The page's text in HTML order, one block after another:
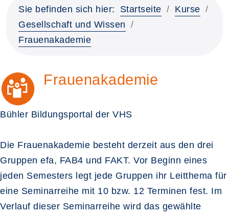
Sie befinden sich hier: Startseite
Kurse
Gesellschaft und Wissen
Frauenakademie
Frauenakademie
Bühler Bildungsportal der VHS
Die Frauenakademie besteht derzeit aus den drei
Gruppen efa, FAB4 und FAKT. Vor Beginn eines
jeden Semesters legt jede Gruppen ihr Leitthema für
eine Seminarreihe mit 10 bzw. 12 Terminen fest. Im
Verlauf dieser Seminarreihe wird das gewählte